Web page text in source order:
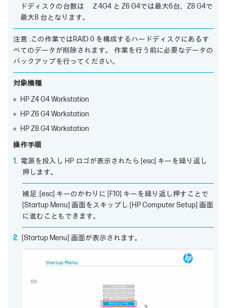
ドディスクの台数は Ｚ4G4 と Z6 G4では最大6台、Z8 G4で
最大8 台となります。
注意 :この作業ではRAID 0 を構成するハードディスクにあるす
べてのデータが削除されます。 作業を行う前に必要なデータの
バックアップを行ってください。
対象機種
HP Z4 G4 Workstation
HP Z6 G4 Workstation
HP Z8 G4 Workstation
操作手順
電源を投入し HP ロゴが表示されたら [esc] キーを繰り返し
押します。
補足 :[esc] キーのかわりに [F10] キーを繰り返し押すことで
[Startup Menu] 画面をスキップし [HP Computer Setup] 画面
に進むこともできます。
[Startup Menu] 画面が表示されます。